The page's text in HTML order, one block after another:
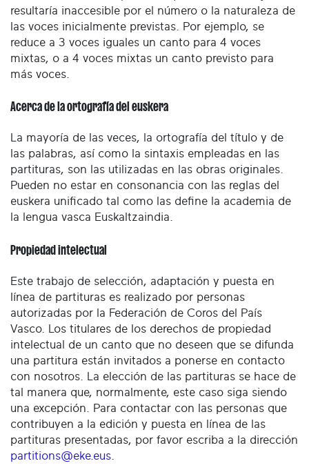
resultaría inaccesible por el número o la naturaleza de
las voces inicialmente previstas. Por ejemplo, se
reduce a 3 voces iguales un canto para 4 voces
mixtas, o a 4 voces mixtas un canto previsto para
más voces.
Acerca de la ortografía del euskera
La mayoría de las veces, la ortografía del título y de
las palabras, así como la sintaxis empleadas en las
partituras, son las utilizadas en las obras originales.
Pueden no estar en consonancia con las reglas del
euskera unificado tal como las define la academia de
la lengua vasca Euskaltzaindia.
Propiedad intelectual
Este trabajo de selección, adaptación y puesta en
línea de partituras es realizado por personas
autorizadas por la Federación de Coros del País
Vasco. Los titulares de los derechos de propiedad
intelectual de un canto que no deseen que se difunda
una partitura están invitados a ponerse en contacto
con nosotros. La elección de las partituras se hace de
tal manera que, normalmente, este caso siga siendo
una excepción. Para contactar con las personas que
contribuyen a la edición y puesta en línea de las
partituras presentadas, por favor escriba a la dirección
partitions@eke.eus